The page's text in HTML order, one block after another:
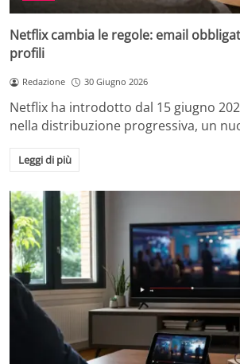
Netflix cambia le regole: email
profili
Redazione 30 Giugno 2026
Netflix ha introdotto dal 15 giugno
nella distribuzione progressiva, un
Leggi di più